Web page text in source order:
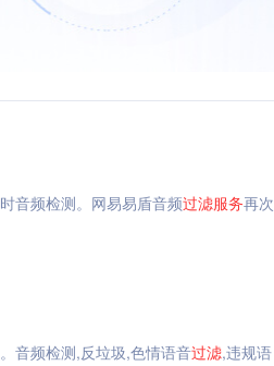
音频检测。网易易盾音频过滤服务再次
音频检测,反垃圾,色情语音过滤,违规语